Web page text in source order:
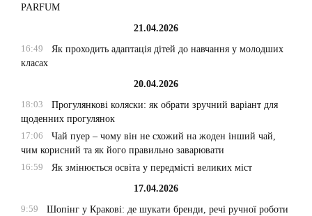
PARFUM
21.04.2026
16:49
Як проходить адаптація дітей до навчання у молодших
класах
20.04.2026
18:03
Прогулянкові коляски: як обрати зручний варіант для
щоденних прогулянок
17:06
Чай пуер – чому він не схожий на жоден інший чай,
чим корисний та як його правильно заварювати
16:59
Як змінюється освіта у передмісті великих міст
17.04.2026
9:59
Шопінг у Кракові: де шукати бренди, речі ручної роботи